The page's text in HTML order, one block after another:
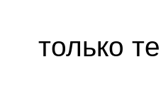
только